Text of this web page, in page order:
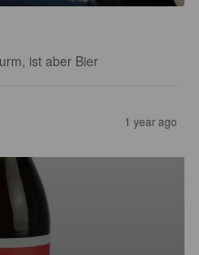
ist aber Bier
1 year ago